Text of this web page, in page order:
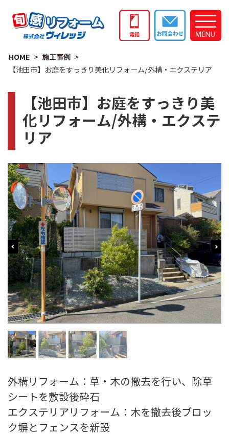
HOME
施工事例
【池田市】お庭をすっきり美化リフォーム/外構・エクステリア
【池田市】お庭をすっきり美
化リフォーム/外構・エクステ
リア
外構リフォーム：草・木の撤去を行い、除草
シートを敷設後砕石
エクステリアリフォーム：木を撤去後ブロッ
ク塀とフェンスを新設